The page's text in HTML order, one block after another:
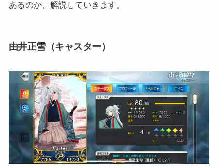
あるのか、解説していきます。
由井正雪（キャスター）